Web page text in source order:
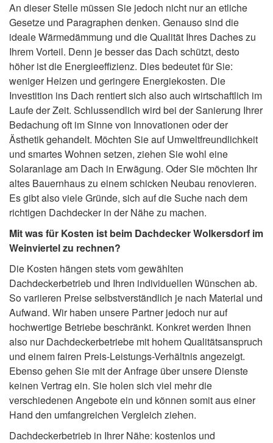
An dieser Stelle müssen Sie jedoch nicht nur an etliche
Gesetze und Paragraphen denken. Genauso sind die
ideale Wärmedämmung und die Qualität Ihres Daches zu
Ihrem Vorteil. Denn je besser das Dach schützt, desto
höher ist die Energieeffizienz. Dies bedeutet für Sie:
weniger Heizen und geringere Energiekosten. Die
Investition ins Dach rentiert sich also auch wirtschaftlich im
Laufe der Zeit. Schlussendlich wird bei der Sanierung Ihrer
Bedachung oft im Sinne von Innovationen oder der
Ästhetik gehandelt. Möchten Sie auf Umweltfreundlichkeit
und smartes Wohnen setzen, ziehen Sie wohl eine
Solaranlage am Dach in Erwägung. Oder Sie möchten Ihr
altes Bauernhaus zu einem schicken Neubau renovieren.
Es gibt also viele Gründe, sich auf die Suche nach dem
richtigen Dachdecker in der Nähe zu machen.
Mit was für Kosten ist beim Dachdecker Wolkersdorf im
Weinviertel zu rechnen?
Die Kosten hängen stets vom gewählten
Dachdeckerbetrieb und Ihren individuellen Wünschen ab.
So variieren Preise selbstverständlich je nach Material und
Aufwand. Wir haben unsere Partner jedoch nur auf
hochwertige Betriebe beschränkt. Konkret werden Ihnen
also nur Dachdeckerbetriebe mit hohem Qualitätsanspruch
und einem fairen Preis-Leistungs-Verhältnis angezeigt.
Ebenso gehen Sie mit der Anfrage über unsere Dienste
keinen Vertrag ein. Sie holen sich viel mehr die
verschiedenen Angebote ein und können somit aus einer
Hand den umfangreichen Vergleich ziehen.
Dachdeckerbetrieb in Ihrer Nähe: kostenlos und